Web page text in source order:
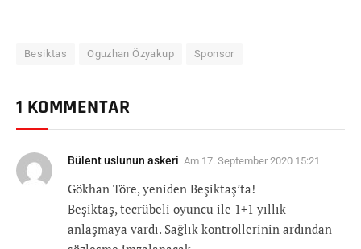
Besiktas Oguzhan Özyakup Sponsor
1 KOMMENTAR
Bülent uslunun askeri Am 17. September 2020 15:21
Gökhan Töre, yeniden Beşiktaş’ta!
Beşiktaş, tecrübeli oyuncu ile 1+1 yıllık
anlaşmaya vardı. Sağlık kontrollerinin ardından